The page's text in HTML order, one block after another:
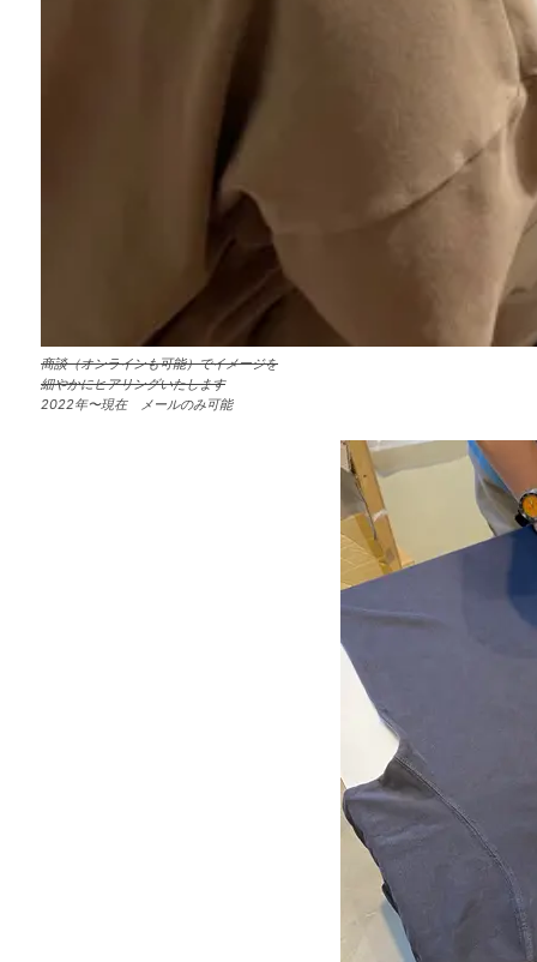
商談（オンラインも可能）でイメージを
細やかにヒアリングいたします
2022年〜現在 メールのみ可能